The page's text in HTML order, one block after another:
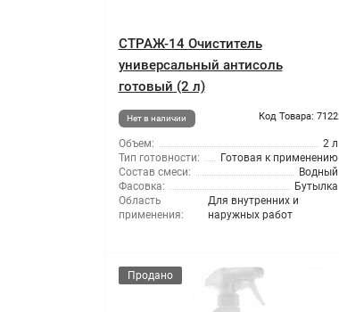
СТРАЖ-14 Очиститель
универсальный антисоль
готовый (2 л)
Нет в наличии Код Товара: 7122
Объем:
2 л
Тип готовности:
Готовая к применению
Состав смеси:
Водный
Фасовка:
Бутылка
Область
применения:
Для внутренних и
наружных работ
Продано